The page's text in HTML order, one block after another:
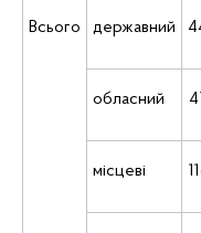
Всього державний
обласний
місцеві